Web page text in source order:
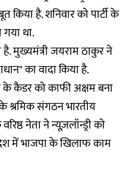
है. शनिवार को पार्टी के
गया था.
मुख्यमंत्री जयराम ठाकुर ने
का वादा किया है.
कैडर को काफी अक्षम बना
श्रमिक संगठन भारतीय
नेता ने न्यूज़लॉन्ड्री को
में भाजपा के खिलाफ काम